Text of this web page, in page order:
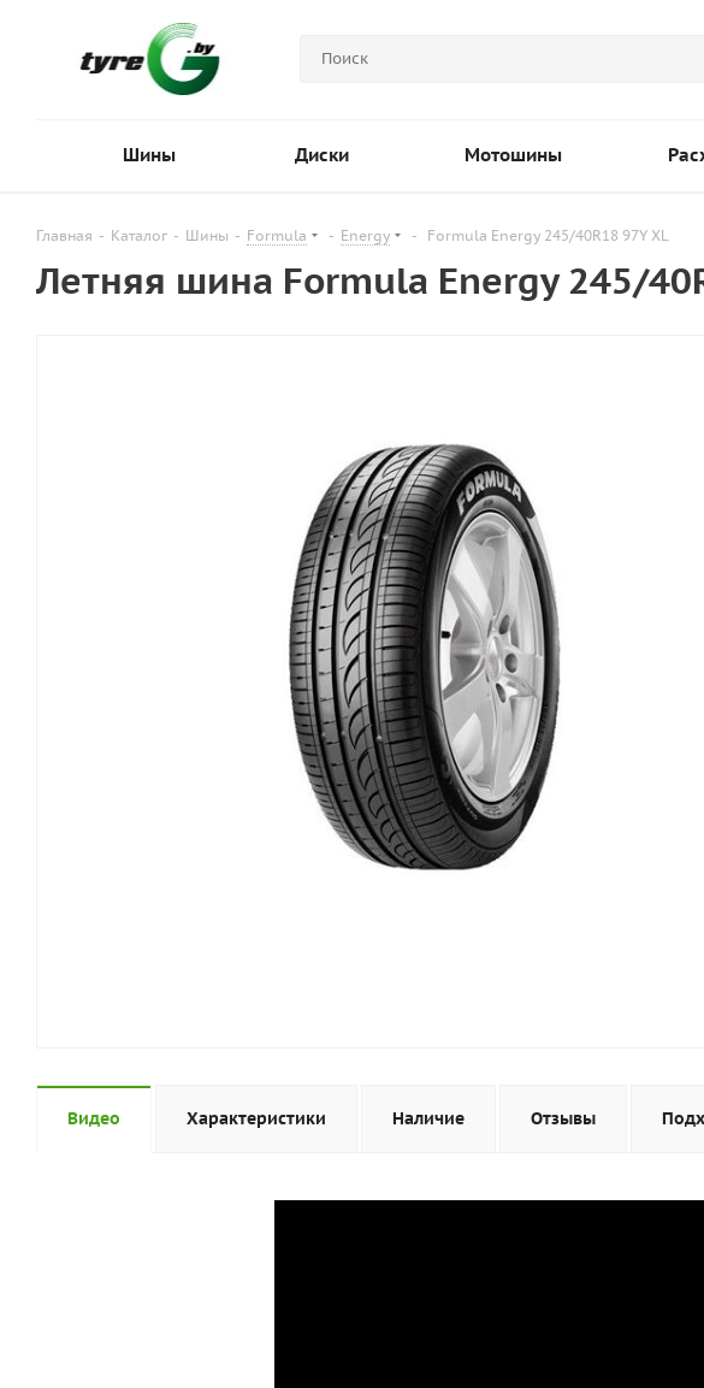
Шины Диски Мотошины
Главная - Каталог - Шины - Formula - Energy - Formula Energy 245/40R18 97Y XL
Летняя шина Formula Energy 245/
Видео Характеристики Наличие Отзывы